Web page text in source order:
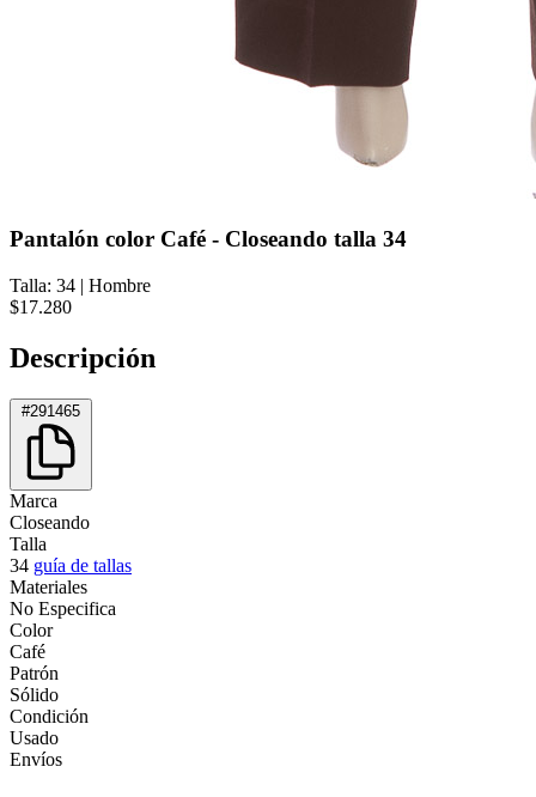
Pantalón color Café - Closeando talla 34
Talla: 34 | Hombre
$17.280
Descripción
#291465
Marca
Closeando
Talla
34 guía de tallas
Materiales
No Especifica
Color
Café
Patrón
Sólido
Condición
Usado
Envíos